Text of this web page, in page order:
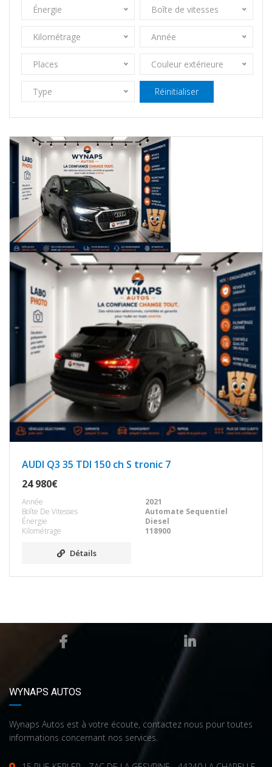
Énergie Boîte de vitesses
Kilométrage Année
Places Couleur extérieure
Type Réinitialiser
AUDI Q3 35 TDI 150 ch S tronic 7
24 980€
Année
2021
Boîte De Vitesses
Automate Sequentiel
Énergie
Diesel
Kilométrage
118900
Détails
WYNAPS AUTOS
Wynaps Autos est à votre écoute, contactez nous pour toutes
informations concernant nos services.